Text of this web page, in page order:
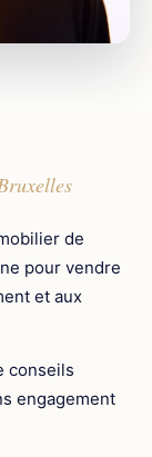
de
pour vendre
et aux
conseils
engagement